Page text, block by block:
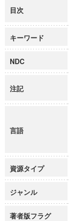
目次
キーワード
NDC
注記
言語
資源タイプ
ジャンル
著者版フラグ